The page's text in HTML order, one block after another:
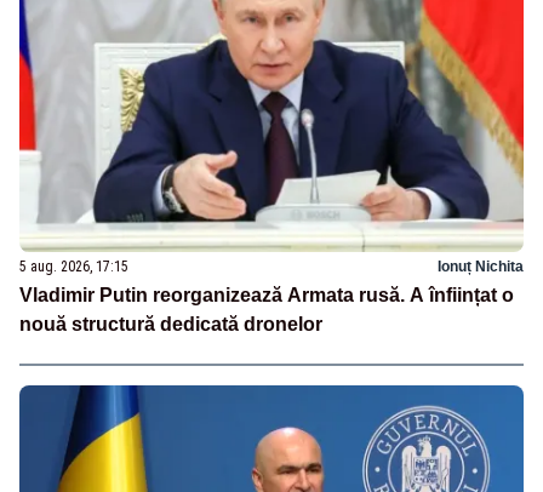
5 aug. 2026, 17:15 Ionuț Nichita
Vladimir Putin reorganizează Armata rusă. A înființat o
nouă structură dedicată dronelor